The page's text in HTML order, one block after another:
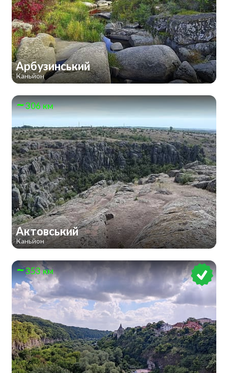
Арбузинський
Каньйон
306 км
Актовський
Каньйон
353 км